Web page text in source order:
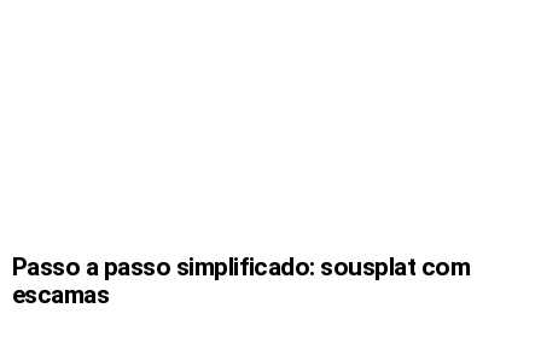
Passo a passo simplificado: sousplat com
escamas